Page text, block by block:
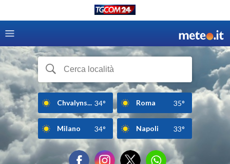
Chvalyns... 34° Roma 35°
Milano 34° Napoli 33°